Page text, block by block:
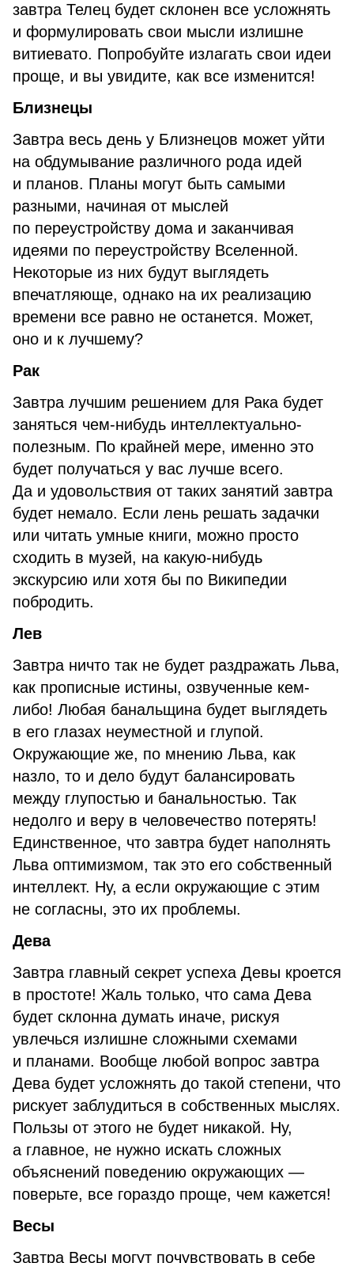
завтра Телец будет склонен все усложнять
и формулировать свои мысли излишне
витиевато. Попробуйте излагать свои идеи
проще, и вы увидите, как все изменится!
Близнецы
Завтра весь день у Близнецов может уйти
на обдумывание различного рода идей
и планов. Планы могут быть самыми
разными, начиная от мыслей
по переустройству дома и заканчивая
идеями по переустройству Вселенной.
Некоторые из них будут выглядеть
впечатляюще, однако на их реализацию
времени все равно не останется. Может,
оно и к лучшему?
Рак
Завтра лучшим решением для Рака будет
заняться чем-нибудь интеллектуально-
полезным. По крайней мере, именно это
будет получаться у вас лучше всего.
Да и удовольствия от таких занятий завтра
будет немало. Если лень решать задачки
или читать умные книги, можно просто
сходить в музей, на какую-нибудь
экскурсию или хотя бы по Википедии
побродить.
Лев
Завтра ничто так не будет раздражать Льва,
как прописные истины, озвученные кем-
либо! Любая банальщина будет выглядеть
в его глазах неуместной и глупой.
Окружающие же, по мнению Льва, как
назло, то и дело будут балансировать
между глупостью и банальностью. Так
недолго и веру в человечество потерять!
Единственное, что завтра будет наполнять
Льва оптимизмом, так это его собственный
интеллект. Ну, а если окружающие с этим
не согласны, это их проблемы.
Дева
Завтра главный секрет успеха Девы кроется
в простоте! Жаль только, что сама Дева
будет склонна думать иначе, рискуя
увлечься излишне сложными схемами
и планами. Вообще любой вопрос завтра
Дева будет усложнять до такой степени, что
рискует заблудиться в собственных мыслях.
Пользы от этого не будет никакой. Ну,
а главное, не нужно искать сложных
объяснений поведению окружающих —
поверьте, все гораздо проще, чем кажется!
Весы
Завтра Весы могут почувствовать в себе